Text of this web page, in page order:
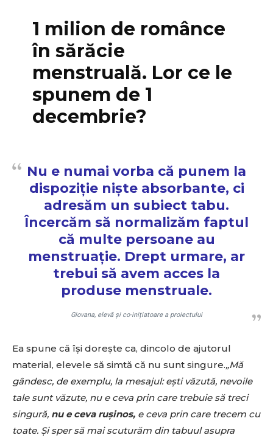
Don't miss
out!
Sing up for our newsletter
to stay in the loop.
SUBSCRIBE
1 milion de românce
în sărăcie
menstruală. Lor ce le
spunem de 1
decembrie?
Nu e numai vorba că punem la
dispoziție niște absorbante, ci
adresăm un subiect tabu.
Încercăm să normalizăm faptul
că multe persoane au
menstruație. Drept urmare, ar
trebui să avem acces la
produse menstruale.
Giovana, elevă și co-inițiatoare a proiectului
Ea spune că își dorește ca, dincolo de ajutorul
material, elevele să simtă că nu sunt singure.„Mă
gândesc, de exemplu, la mesajul: ești văzută, nevoile
tale sunt văzute, nu e ceva prin care trebuie să treci
singură, nu e ceva rușinos, e ceva prin care trecem cu
toate. Și sper să mai scuturăm din tabuul asupra